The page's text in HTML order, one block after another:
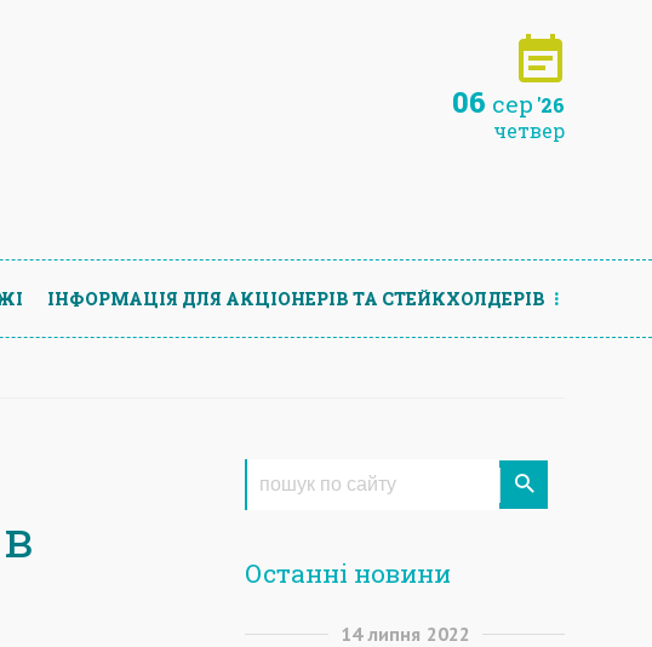
06 сер '26
четвер
ІНФОРМАЦIЯ ДЛЯ АКЦIОНЕРIВ ТА СТЕЙКХОЛДЕРIВ
Останні новини
14 липня 2022